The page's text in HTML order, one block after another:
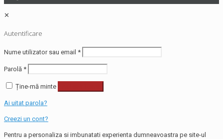
✕
Autentificare
Nume utilizator sau email *
Parolă *
Ține-mă minte
Ai uitat parola?
Creezi un cont?
Pentru a personaliza si imbunatati experienta dumneavoastra pe site-ul